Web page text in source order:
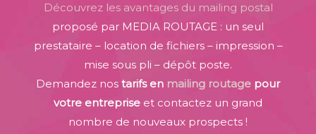
Découvrez les avantages du mailing postal
proposé par MEDIA ROUTAGE : un seul
prestataire – location de fichiers – impression –
mise sous pli – dépôt poste.
Demandez nos tarifs en mailing routage pour
votre entreprise et contactez un grand
nombre de nouveaux prospects !